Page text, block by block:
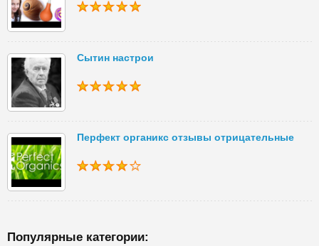
Сытин настрои
Перфект органикс отзывы отрицательные
Популярные категории: